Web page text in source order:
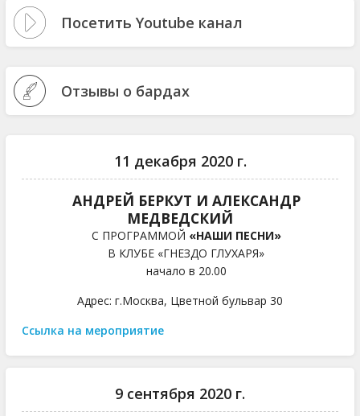
Посетить Youtube канал
Отзывы о бардах
11 декабря 2020 г.
АНДРЕЙ БЕРКУТ И АЛЕКСАНДР
МЕДВЕДСКИЙ
С ПРОГРАММОЙ «НАШИ ПЕСНИ»
В КЛУБЕ «ГНЕЗДО ГЛУХАРЯ»
начало в 20.00
Адрес: г.Москва, Цветной бульвар 30
Ссылка на мероприятие
9 сентября 2020 г.